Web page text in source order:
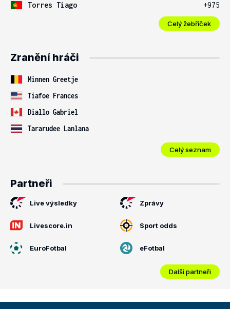
Torres Tiago
+975
Celý žebříček
Zranění hráči
Minnen Greetje
Tiafoe Frances
Diallo Gabriel
Tararudee Lanlana
Celý seznam
Partneři
Live výsledky Zprávy
Livescore.in Sport odds
EuroFotbal eFotbal
Další partneři